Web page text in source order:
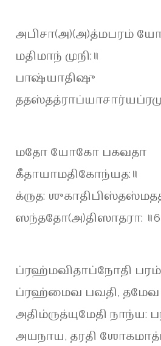
அபிசா(அ)(அ)த்மபரம்
மதிமாந் முநி:॥
பாஷ்யாதிஷு
மதோ யோகோ பகவதா
கீதாயாமதிகோந்யத:॥
க்ருத:
ஸந்ததோ(அ)திஸாதரா:
ப்ரஹ்மவிதாப்நோதி
ப்ரஹ்மைவ பவதி, தமேவ
அதிம்ருத்யுமேதி நாந்ய:
அயநாய, தரதி